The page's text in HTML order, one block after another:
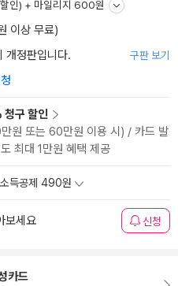
인) + 마일리지 600원
이상 무료)
개정판입니다. 구판 보기
청구 할인
원 또는 60만원 이용 시) / 카드 발
최대 1만원 혜택 제공
소득공제 490원
보세요 신청
카드